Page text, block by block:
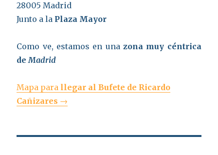
28005 Madrid
Junto a la Plaza Mayor
Como ve, estamos en una zona muy céntrica
deMadrid
Mapa para llegar al Bufete de Ricardo
Cañizares →